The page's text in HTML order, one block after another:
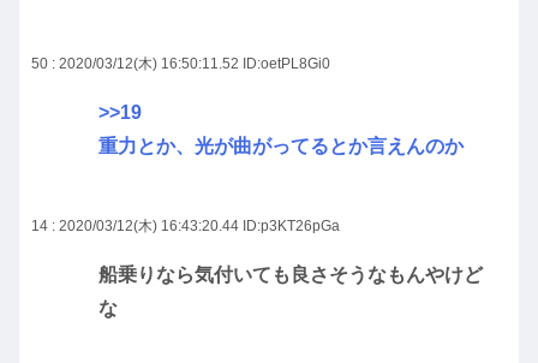
50 : 2020/03/12(木) 16:50:11.52 ID:oetPL8Gi0
>>19
重力とか、光が曲がってるとか言えんのか
14 : 2020/03/12(木) 16:43:20.44 ID:p3KT26pGa
船乗りなら気付いても良さそうなもんやけど
な